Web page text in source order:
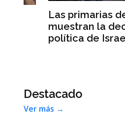
Las primarias
muestran la
política de Israel en
Destacado
Ver más →